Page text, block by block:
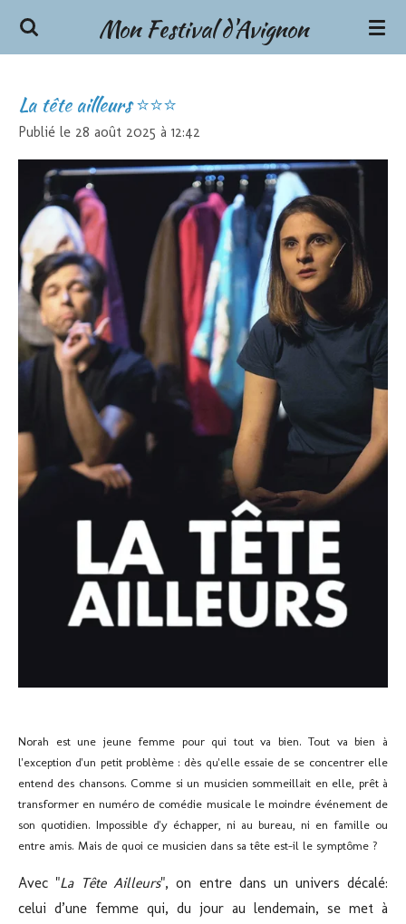
Passer
principal
Mon Festival d'Avignon
La tête ailleurs ⭐⭐⭐
Publié le 28 août 2025 à 12:42
Norah est une jeune femme pour qui tout va bien. Tout va bien à
l'exception d'un petit problème : dès qu'elle essaie de se concentrer elle
entend des chansons. Comme si un musicien sommeillait en elle, prêt à
transformer en numéro de comédie musicale le moindre événement de
son quotidien. Impossible d'y échapper, ni au bureau, ni en famille ou
entre amis. Mais de quoi ce musicien dans sa tête est-il le symptôme ?
Avec "La Tête Ailleurs", on entre dans un univers décalé:
celui d’une femme qui, du jour au lendemain, se met à